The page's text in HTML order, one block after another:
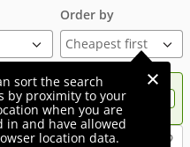
Order by
sort the search
by proximity to your
when you are
in and have allowed
location data.
Want more visibility to your ad?